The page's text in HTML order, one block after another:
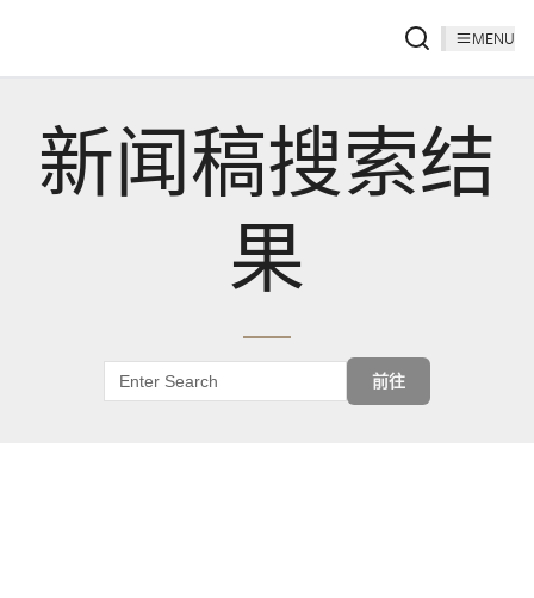
MENU
新闻稿搜索结
果
前往